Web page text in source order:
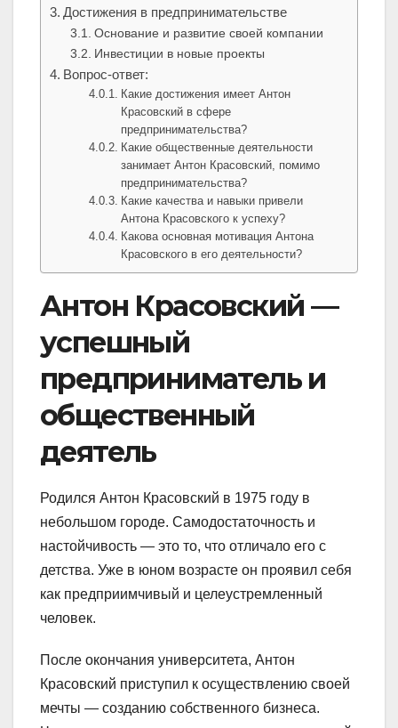
Достижения в предпринимательстве
Основание и развитие своей компании
Инвестиции в новые проекты
Вопрос-ответ:
Какие достижения имеет Антон
Красовский в сфере
предпринимательства?
Какие общественные деятельности
занимает Антон Красовский, помимо
предпринимательства?
Какие качества и навыки привели
Антона Красовского к успеху?
Какова основная мотивация Антона
Красовского в его деятельности?
Антон Красовский —
успешный
предприниматель и
общественный
деятель
Родился Антон Красовский в 1975 году в
небольшом городе. Самодостаточность и
настойчивость — это то, что отличало его с
детства. Уже в юном возрасте он проявил себя
как предприимчивый и целеустремленный
человек.
После окончания университета, Антон
Красовский приступил к осуществлению своей
мечты — созданию собственного бизнеса.